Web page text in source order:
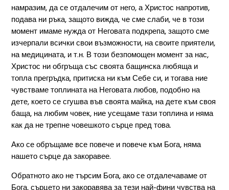
намразим, да се отдалечим от него, а Христос напротив,
подава ни ръка, защото вижда, че сме слаби, че в този
момент имаме нужда от Неговата подкрепа, защото сме
изчерпали всички свои възможности, на своите приятели,
на медицината, и т.н. В този безпомощен момент за нас,
Христос ни обгръща със своята бащинска любяща и
топла прегръдка, притиска ни към Себе си, и тогава ние
чувстваме топлината на Неговата любов, подобно на
дете, което се сгушва във своята майка, на дете към своя
баща, на любим човек, ние усещаме тази топлина и няма
как да не трепне човешкото сърце пред това.
Ако се обръщаме все повече и повече към Бога, няма
нашето сърце да закоравее.
Обратното ако не търсим Бога, ако се отдалечаваме от